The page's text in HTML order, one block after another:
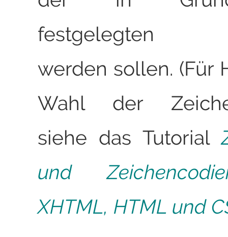
festgelegten
werden sollen. (Für
Wahl der
siehe das Tutorial
und
XHTML, HTML und